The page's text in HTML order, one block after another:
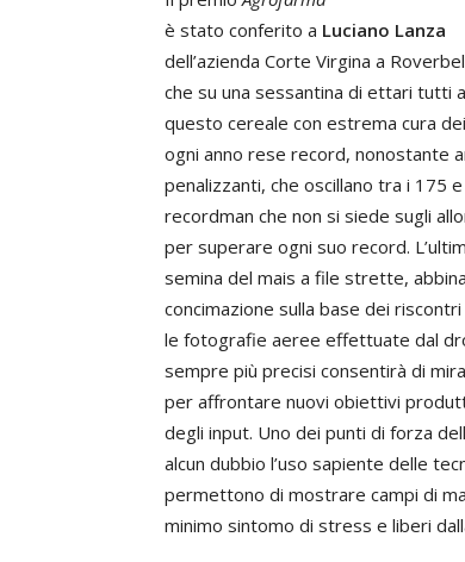
è stato conferito a Luciano Lanza
dell’azienda Corte Virgina a
che su una sessantina di ettari tutti
questo cereale con estrema cura
ogni anno rese record, nonostante
penalizzanti, che oscillano tra i 175
recordman che non si siede sugli
per superare ogni suo record.
semina del mais a file strette,
concimazione sulla base dei
le fotografie aeree effettuate dal
sempre più precisi consentirà di
per affrontare nuovi obiettivi
degli input. Uno dei punti di forza
alcun dubbio l’uso sapiente delle
permettono di mostrare campi di
minimo sintomo di stress e liberi